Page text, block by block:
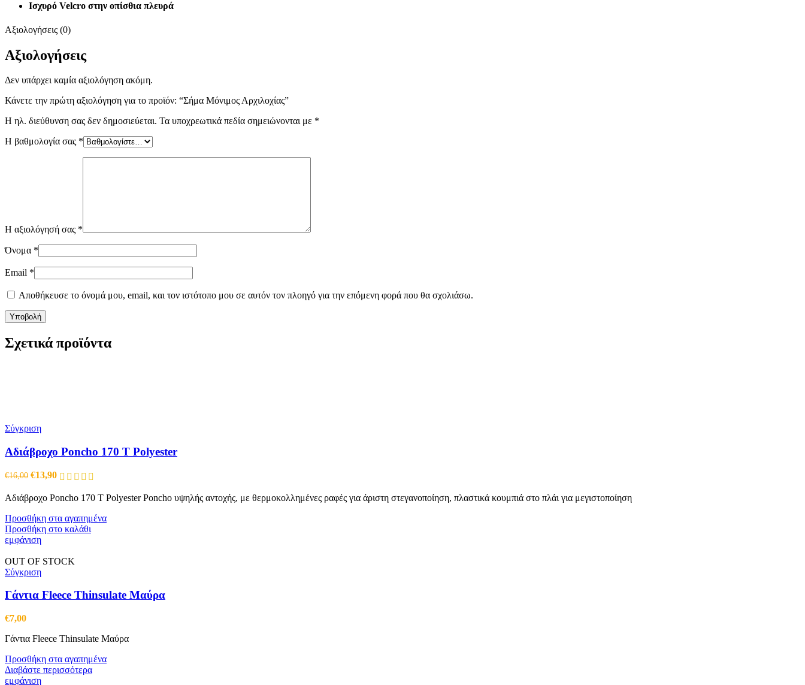
Ισχυρό Velcro στην οπίσθια πλευρά
Αξιολογήσεις (0)
Αξιολογήσεις
Δεν υπάρχει καμία αξιολόγηση ακόμη.
Κάνετε την πρώτη αξιολόγηση για το προϊόν: “Σήμα Μόνιμος Αρχιλοχίας”
Η ηλ. διεύθυνση σας δεν δημοσιεύεται. Τα υποχρεωτικά πεδία σημειώνονται με *
Η βαθμολογία σας *
Η αξιολόγησή σας *
Όνομα *
Email *
Αποθήκευσε το όνομά μου, email, και τον ιστότοπο μου σε αυτόν τον πλοηγό για την επόμενη φορά που θα σχολιάσω.
Σχετικά προϊόντα
Σύγκριση
Αδιάβροχο Poncho 170 T Polyester
€16,00 Original
was:
€13,90Η
τιμή
€13,90.
Αδιάβροχο Poncho 170 T Polyester Poncho υψηλής αντοχής, με θερμοκολλημένες ραφές για άριστη στεγανοποίηση, πλαστικά κουμπιά στο πλάι για μεγιστοποίηση
Προσθήκη στα αγαπημένα
Προσθήκη στο καλάθι
εμφάνιση
OUT OF STOCK
Σύγκριση
Γάντια Fleece Thinsulate Μαύρα
€7,00
Γάντια Fleece Thinsulate Μαύρα
Προσθήκη στα αγαπημένα
Διαβάστε περισσότερα
εμφάνιση